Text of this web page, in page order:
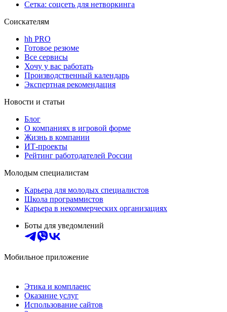
Сетка: соцсеть для нетворкинга
Соискателям
hh PRO
Готовое резюме
Все сервисы
Хочу у вас работать
Производственный календарь
Экспертная рекомендация
Новости и статьи
Блог
О компаниях в игровой форме
Жизнь в компании
ИТ-проекты
Рейтинг работодателей России
Молодым специалистам
Карьера для молодых специалистов
Школа программистов
Карьера в некоммерческих организациях
Боты для уведомлений
Мобильное приложение
Этика и комплаенс
Оказание услуг
Использование сайтов